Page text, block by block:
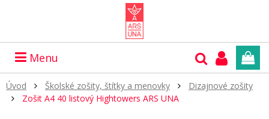
Menu
Úvod Školské zošity, štítky a menovky
Dizajnové zošity
Zošit A4 40 listový Hightowers ARS UNA